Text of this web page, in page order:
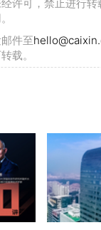
许可，禁止进行转
件至
载。